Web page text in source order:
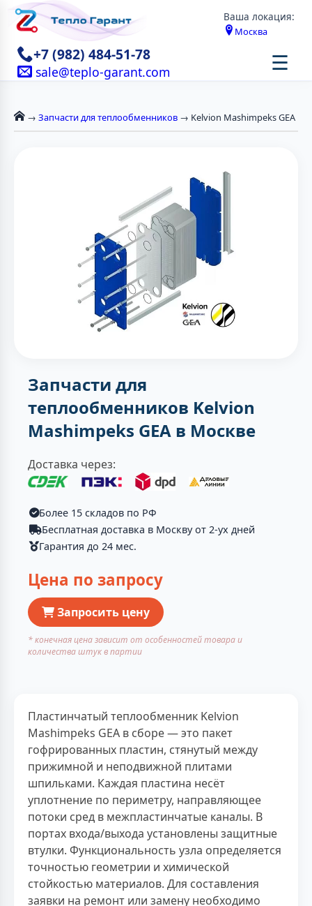
Ваша локация:
Москва
+7 (982) 484-51-78
sale@teplo-garant.com ☰
→ Запчасти для теплообменников → Kelvion Mashimpeks GEA
Запчасти для
теплообменников Kelvion
Mashimpeks GEA в Москве
Доставка через:
Более 15 складов по РФ
Бесплатная доставка в Москву от 2-ух дней
Гарантия до 24 мес.
Цена по запросу
Запросить цену
* конечная цена зависит от особенностей товара и
количества штук в партии
Пластинчатый теплообменник Kelvion
Mashimpeks GEA в сборе — это пакет
гофрированных пластин, стянутый между
прижимной и неподвижной плитами
шпильками. Каждая пластина несёт
уплотнение по периметру, направляющее
потоки сред в межпластинчатые каналы. В
портах входа/выхода установлены защитные
втулки. Функциональность узла определяется
точностью геометрии и химической
стойкостью материалов. Для составления
заявки на ремонт или замену необходимо